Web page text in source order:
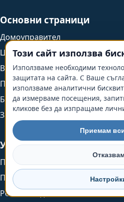
Основни страници
Домоуправител
Цени
Въпроси
Плащания
Блог
За нас
Услуги
Професионален домоуправител
Професионално почистване
Ремонтни дейности
Този сайт използва
Използваме необходими
защитата на сайта. С Ваше
използваме аналитични
да измерваме посещения,
кликове без да изпращаме
Приемам